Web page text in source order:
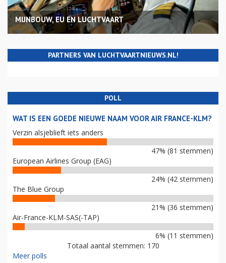
MIJNBOUW, EU EN LUCHTVAART
PARTNERS VAN LUCHTVAARTNIEUWS.NL!
POLL
WAT IS EEN GOEDE NIEUWE NAAM VOOR AIR FRANCE-KLM?
Verzin alsjeblieft iets anders
47% (81 stemmen)
European Airlines Group (EAG)
24% (42 stemmen)
The Blue Group
21% (36 stemmen)
Air-France-KLM-SAS(-TAP)
6% (11 stemmen)
Totaal aantal stemmen: 170
Meer polls